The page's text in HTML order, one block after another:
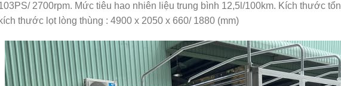
2700rpm. Mức tiêu hao nhiên liệu trung bình 12,5l/100km. Kích thước
kích thước lọt lòng thùng : 4900 x 2050 x 660/ 1880 (mm)